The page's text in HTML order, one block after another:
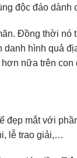
độc đáo dành
Đồng thời nó
hình quả
nữa trên
mắt với
lễ trao giải,…